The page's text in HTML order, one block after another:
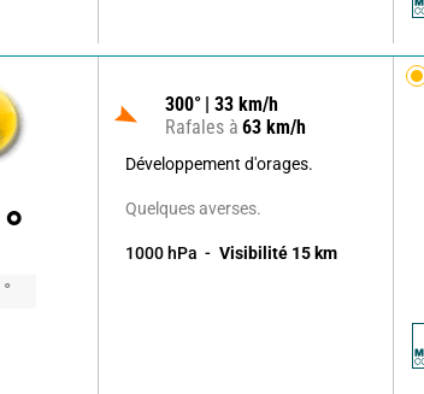
°
°
300° 33 km/h
Rafales à 63 km/h
Développement d'orages.
Quelques averses.
1000 hPa Visibilité 15 km